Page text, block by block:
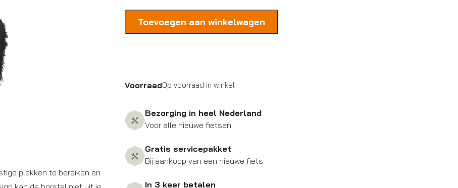
plekken te bereiken en
detail
aantal
Toevoegen aan winkelwagen
VoorraadOp voorraad in winkel
Bezorging in heel Nederland
Voor alle nieuwe fietsen
Gratis servicepakket
Bij aankoop van een nieuwe fiets
In 3 keer betalen